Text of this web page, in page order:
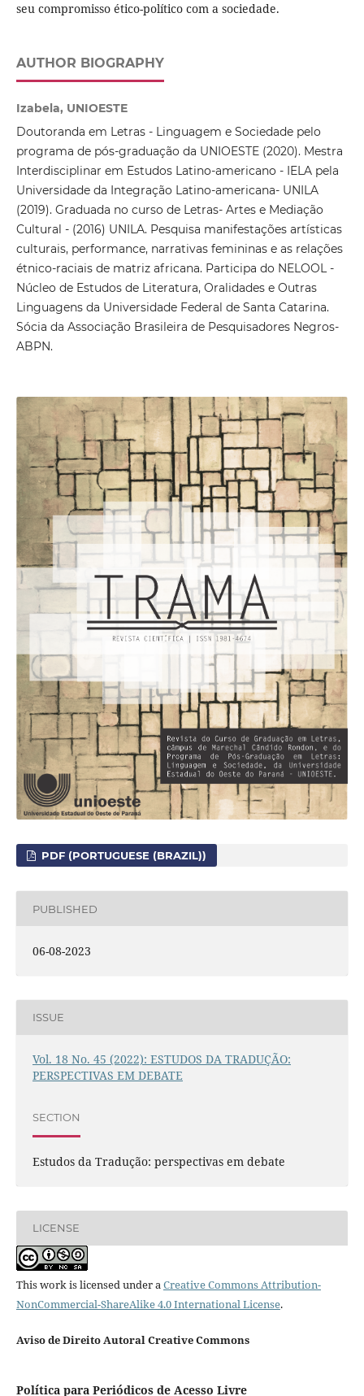
seu compromisso ético-político com a sociedade.
AUTHOR BIOGRAPHY
Izabela, UNIOESTE
Doutoranda em Letras - Linguagem e Sociedade pelo
programa de pós-graduação da UNIOESTE (2020). Mestra
Interdisciplinar em Estudos Latino-americano - IELA pela
Universidade da Integração Latino-americana- UNILA
(2019). Graduada no curso de Letras- Artes e Mediação
Cultural - (2016) UNILA. Pesquisa manifestações artísticas
culturais, performance, narrativas femininas e as relações
étnico-raciais de matriz africana. Participa do NELOOL -
Núcleo de Estudos de Literatura, Oralidades e Outras
Linguagens da Universidade Federal de Santa Catarina.
Sócia da Associação Brasileira de Pesquisadores Negros-
ABPN.
PDF (PORTUGUESE (BRAZIL))
PUBLISHED
06-08-2023
ISSUE
Vol. 18 No. 45 (2022): ESTUDOS DA TRADUÇÃO:
PERSPECTIVAS EM DEBATE
SECTION
Estudos da Tradução: perspectivas em debate
LICENSE
This work is licensed under a Creative Commons Attribution-
NonCommercial-ShareAlike 4.0 International License.
Aviso de Direito Autoral Creative Commons
Política para Periódicos de Acesso Livre